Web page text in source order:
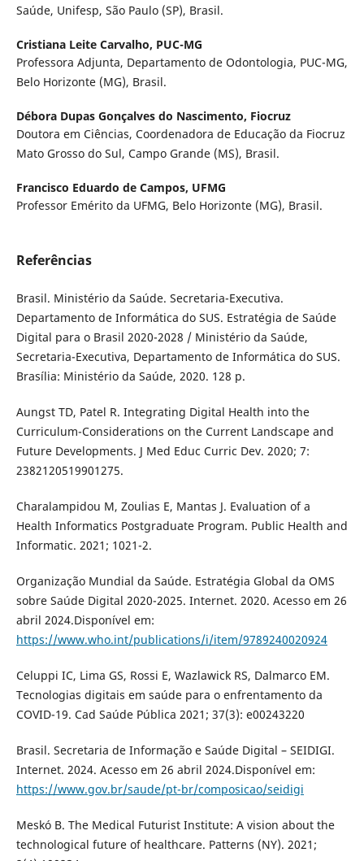
Saúde, Unifesp, São Paulo (SP), Brasil.
Cristiana Leite Carvalho, PUC-MG
Professora Adjunta, Departamento de Odontologia, PUC-MG,
Belo Horizonte (MG), Brasil.
Débora Dupas Gonçalves do Nascimento, Fiocruz
Doutora em Ciências, Coordenadora de Educação da Fiocruz
Mato Grosso do Sul, Campo Grande (MS), Brasil.
Francisco Eduardo de Campos, UFMG
Professor Emérito da UFMG, Belo Horizonte (MG), Brasil.
Referências
Brasil. Ministério da Saúde. Secretaria-Executiva.
Departamento de Informática do SUS. Estratégia de Saúde
Digital para o Brasil 2020-2028 / Ministério da Saúde,
Secretaria-Executiva, Departamento de Informática do SUS.
Brasília: Ministério da Saúde, 2020. 128 p.
Aungst TD, Patel R. Integrating Digital Health into the
Curriculum-Considerations on the Current Landscape and
Future Developments. J Med Educ Curric Dev. 2020; 7:
2382120519901275.
Charalampidou M, Zoulias E, Mantas J. Evaluation of a
Health Informatics Postgraduate Program. Public Health and
Informatic. 2021; 1021-2.
Organização Mundial da Saúde. Estratégia Global da OMS
sobre Saúde Digital 2020-2025. Internet. 2020. Acesso em 26
abril 2024.Disponível em:
https://www.who.int/publications/i/item/9789240020924
Celuppi IC, Lima GS, Rossi E, Wazlawick RS, Dalmarco EM.
Tecnologias digitais em saúde para o enfrentamento da
COVID-19. Cad Saúde Pública 2021; 37(3): e00243220
Brasil. Secretaria de Informação e Saúde Digital – SEIDIGI.
Internet. 2024. Acesso em 26 abril 2024.Disponível em:
https://www.gov.br/saude/pt-br/composicao/seidigi
Meskó B. The Medical Futurist Institute: A vision about the
technological future of healthcare. Patterns (NY). 2021;